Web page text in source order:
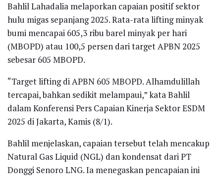
Bahlil Lahadalia melaporkan capaian positif sektor
hulu migas sepanjang 2025. Rata-rata lifting minyak
bumi mencapai 605,3 ribu barel minyak per hari
(MBOPD) atau 100,5 persen dari target APBN 2025
sebesar 605 MBOPD.
“Target lifting di APBN 605 MBOPD. Alhamdulillah
tercapai, bahkan sedikit melampaui,” kata Bahlil
dalam Konferensi Pers Capaian Kinerja Sektor ESDM
2025 di Jakarta, Kamis (8/1).
Bahlil menjelaskan, capaian tersebut telah mencakup
Natural Gas Liquid (NGL) dan kondensat dari PT
Donggi Senoro LNG. Ia menegaskan pencapaian ini